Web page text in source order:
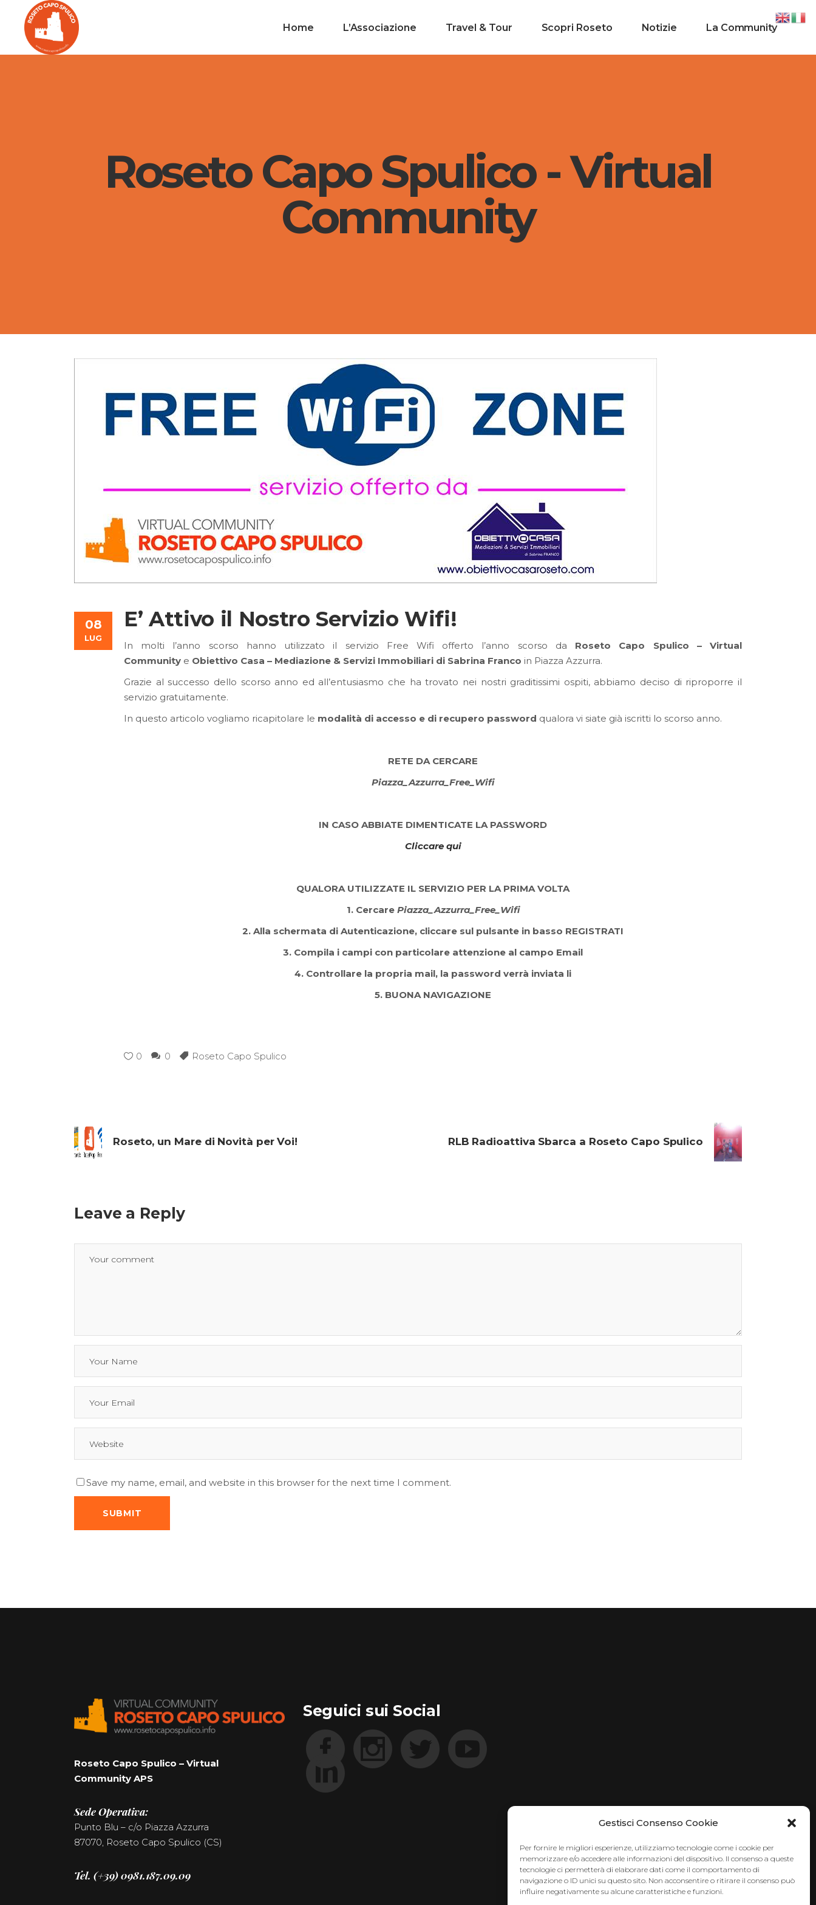
Gestisci Consenso Cookie
Per fornire le migliori esperienze, utilizziamo tecnologie come i cookie per
memorizzare e/o accedere alle informazioni del dispositivo. Il consenso a queste
tecnologie ci permetterà di elaborare dati come il comportamento di
navigazione o ID unici su questo sito. Non acconsentire o ritirare il consenso può
influire negativamente su alcune caratteristiche e funzioni.
Home L’Associazione Travel & Tour Scopri Roseto Notizie La Community
Roseto Capo Spulico - Virtual
Community
08
LUG
E’ Attivo il Nostro Servizio Wifi!
In molti l’anno scorso hanno utilizzato il servizio Free Wifi offerto l’anno scorso da Roseto Capo Spulico – Virtual
Community e Obiettivo Casa – Mediazione & Servizi Immobiliari di Sabrina Franco in Piazza Azzurra.
Grazie al successo dello scorso anno ed all’entusiasmo che ha trovato nei nostri graditissimi ospiti, abbiamo deciso di riproporre il
servizio gratuitamente.
In questo articolo vogliamo ricapitolare le modalità di accesso e di recupero password qualora vi siate già iscritti lo scorso anno.
RETE DA CERCARE
Piazza_Azzurra_Free_Wifi
IN CASO ABBIATE DIMENTICATE LA PASSWORD
Cliccare qui
QUALORA UTILIZZATE IL SERVIZIO PER LA PRIMA VOLTA
1. Cercare Piazza_Azzurra_Free_Wifi
2. Alla schermata di Autenticazione, cliccare sul pulsante in basso REGISTRATI
3. Compila i campi con particolare attenzione al campo Email
4. Controllare la propria mail, la password verrà inviata li
5. BUONA NAVIGAZIONE
0 0 Roseto Capo Spulico
Roseto, un Mare di Novità per Voi! RLB Radioattiva Sbarca a Roseto Capo Spulico
Leave a Reply
Save my name, email, and website in this browser for the next time I comment.
Roseto Capo Spulico – Virtual
Community APS
Sede Operativa:
Punto Blu – c/o Piazza Azzurra
87070, Roseto Capo Spulico (CS)
Tel. (+39) 0981.187.09.09
Seguici sui Social